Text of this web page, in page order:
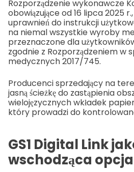
Rozporządzenie wykonawcze
obowiązujące od 16 lipca 2025
uprawnień do instrukcji
na niemal wszystkie wyroby
przeznaczone dla
zgodnie z Rozporządzeniem w
medycznych 2017/745.
Producenci sprzedający na
jasną ścieżkę do zastąpienia
wielojęzycznych wkładek
który prowadzi do
GS1 Digital Link
wschodząca opcja